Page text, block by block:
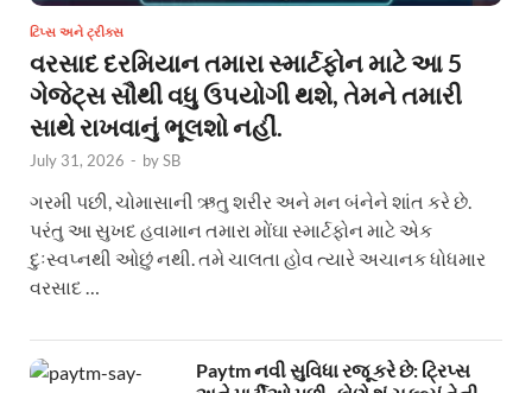
ટિપ્સ અને ટ્રીક્સ
વરસાદ દરમિયાન તમારા સ્માર્ટફોન માટે આ 5
ગેજેટ્સ સૌથી વધુ ઉપયોગી થશે, તેમને તમારી
સાથે રાખવાનું ભૂલશો નહીં.
July 31, 2026 - bySB
ગરમી પછી, ચોમાસાની ઋતુ શરીર અને મન બંનેને શાંત કરે છે.
પરંતુ આ સુખદ હવામાન તમારા મોંઘા સ્માર્ટફોન માટે એક
દુઃસ્વપ્નથી ઓછું નથી. તમે ચાલતા હોવ ત્યારે અચાનક ધોધમાર
વરસાદ …
Paytm નવી સુવિધા રજૂ કરે છે: ટ્રિપ્સ